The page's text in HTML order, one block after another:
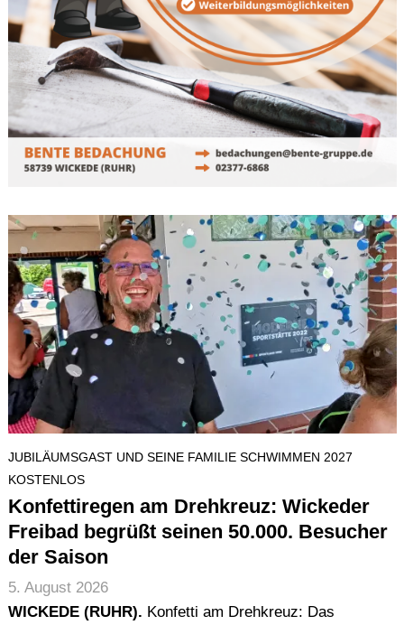
JUBILÄUMSGAST UND SEINE FAMILIE SCHWIMMEN 2027
KOSTENLOS
Konfettiregen am Drehkreuz: Wickeder
Freibad begrüßt seinen 50.000. Besucher
der Saison
5. August 2026
WICKEDE (RUHR). Konfetti am Drehkreuz: Das